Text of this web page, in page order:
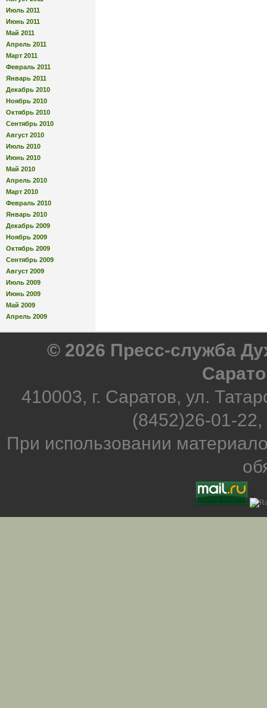
Июль 2011
Июнь 2011
Май 2011
Апрель 2011
Март 2011
Февраль 2011
Январь 2011
Декабрь 2010
Ноябрь 2010
Октябрь 2010
Сентябрь 2010
Август 2010
Июль 2010
Июнь 2010
Май 2010
Апрель 2010
Март 2010
Февраль 2010
Январь 2010
Декабрь 2009
Ноябрь 2009
Октябрь 2009
Сентябрь 2009
Август 2009
Июль 2009
Июнь 2009
Май 2009
Апрель 2009
© 2026 Пресс-служба
410003, г. Саратов, ул.
(8452)26-01-
При использовании